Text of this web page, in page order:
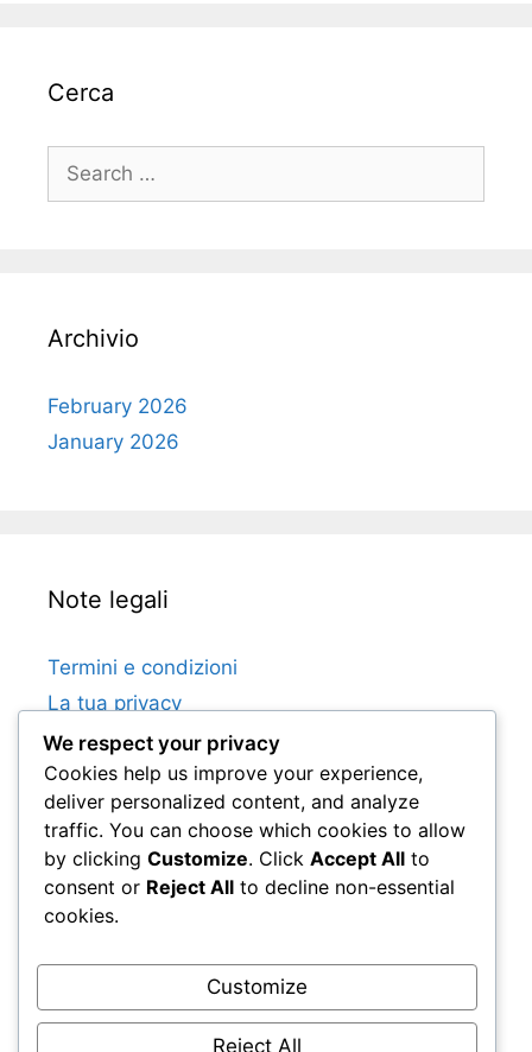
Cerca
for:
Archivio
February 2026
January 2026
Note legali
Termini e condizioni
La tua privacy
Chi siamo
Preferenze sui cookie
Mettiti in contatto
Categorie
Regole del Tennis su Erba in Doppio
Regole del Tennis su Erba Singolare
Sistema di punteggio del tennis su prato
We respect your privacy
Cookies help us improve your experience,
deliver personalized content, and analyze
traffic. You can choose which cookies to allow
by clicking Customize. Click Accept All to
consent or Reject All to decline non-essential
cookies.
Customize
Reject All